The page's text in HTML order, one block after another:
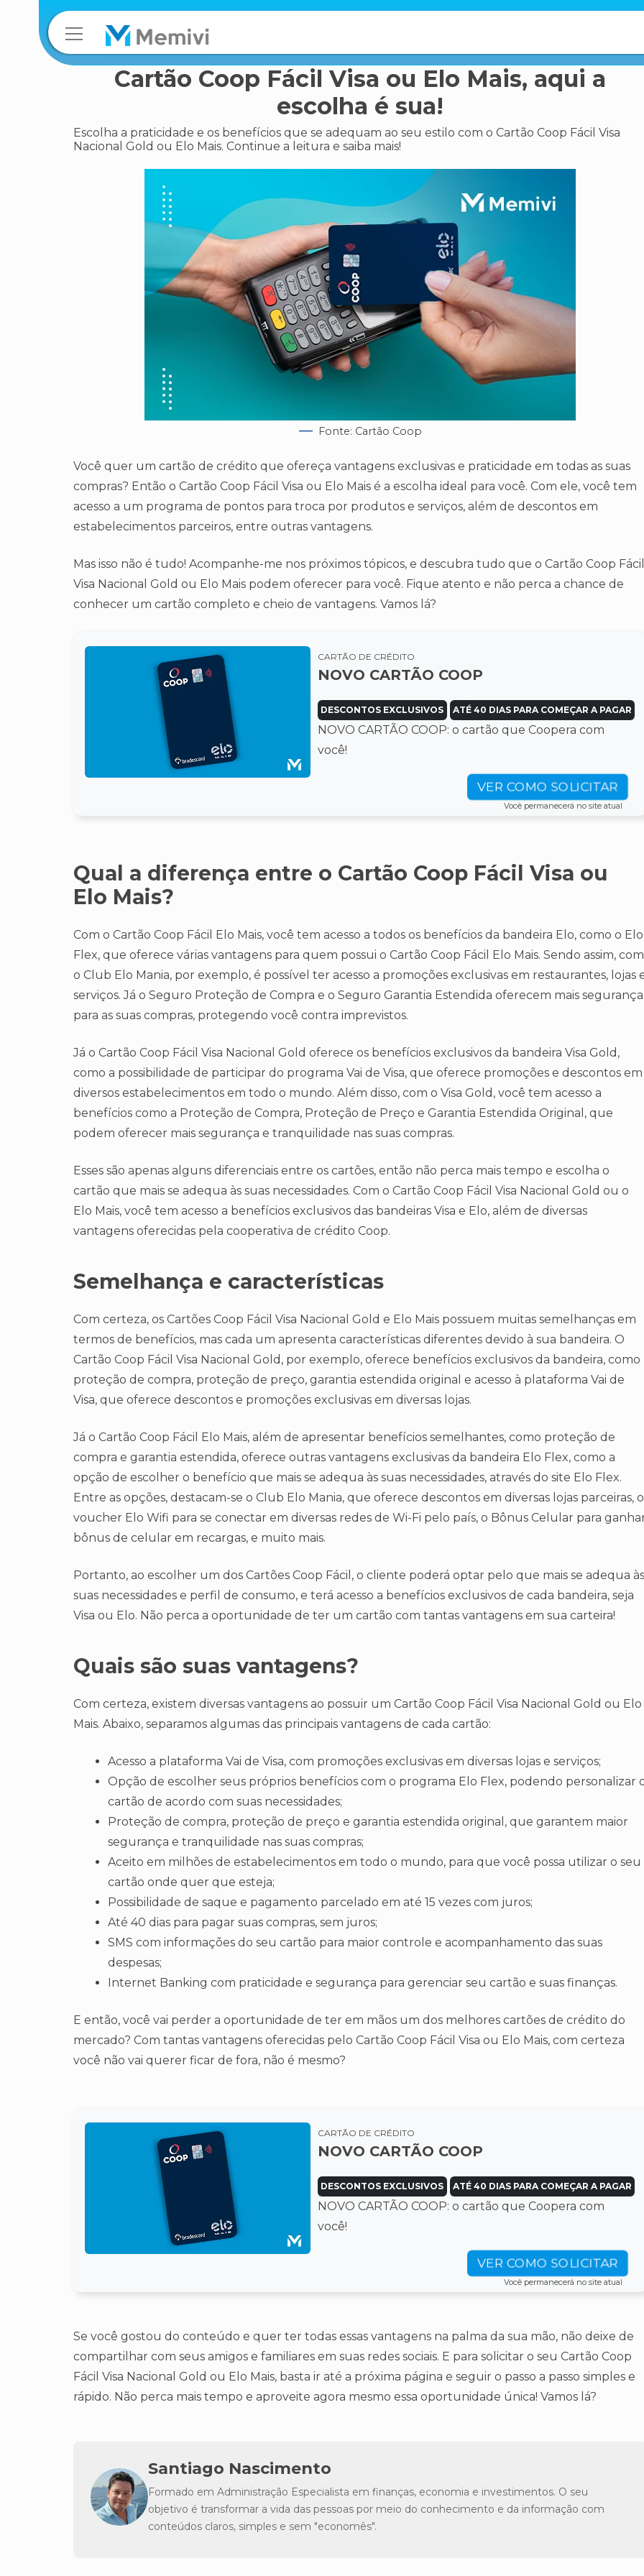
Cartão Coop Fácil Visa ou Elo Mais, aqui a
escolha é sua!
Escolha a praticidade e os benefícios que se adequam ao seu estilo com o Cartão Coop Fácil Visa
Nacional Gold ou Elo Mais. Continue a leitura e saiba mais!
Fonte: Cartão Coop
Você quer um cartão de crédito que ofereça vantagens exclusivas e praticidade em todas as suas
compras? Então o Cartão Coop Fácil Visa ou Elo Mais é a escolha ideal para você. Com ele, você tem
acesso a um programa de pontos para troca por produtos e serviços, além de descontos em
estabelecimentos parceiros, entre outras vantagens.
Mas isso não é tudo! Acompanhe-me nos próximos tópicos, e descubra tudo que o Cartão Coop Fácil
Visa Nacional Gold ou Elo Mais podem oferecer para você. Fique atento e não perca a chance de
conhecer um cartão completo e cheio de vantagens. Vamos lá?
CARTÃO DE CRÉDITO
NOVO CARTÃO COOP
DESCONTOS EXCLUSIVOS ATÉ 40 DIAS PARA COMEÇAR A PAGAR
NOVO CARTÃO COOP: o cartão que Coopera com
você!
VER COMO SOLICITAR
Você permanecerá no site atual
Qual a diferença entre o Cartão Coop Fácil Visa ou
Elo Mais?
Com o Cartão Coop Fácil Elo Mais, você tem acesso a todos os benefícios da bandeira Elo, como o Elo
Flex, que oferece várias vantagens para quem possui o Cartão Coop Fácil Elo Mais. Sendo assim, com
o Club Elo Mania, por exemplo, é possível ter acesso a promoções exclusivas em restaurantes, lojas
serviços. Já o Seguro Proteção de Compra e o Seguro Garantia Estendida oferecem mais segurança
para as suas compras, protegendo você contra imprevistos.
Já o Cartão Coop Fácil Visa Nacional Gold oferece os benefícios exclusivos da bandeira Visa Gold,
como a possibilidade de participar do programa Vai de Visa, que oferece promoções e descontos em
diversos estabelecimentos em todo o mundo. Além disso, com o Visa Gold, você tem acesso a
benefícios como a Proteção de Compra, Proteção de Preço e Garantia Estendida Original, que
podem oferecer mais segurança e tranquilidade nas suas compras.
Esses são apenas alguns diferenciais entre os cartões, então não perca mais tempo e escolha o
cartão que mais se adequa às suas necessidades. Com o Cartão Coop Fácil Visa Nacional Gold ou o
Elo Mais, você tem acesso a benefícios exclusivos das bandeiras Visa e Elo, além de diversas
vantagens oferecidas pela cooperativa de crédito Coop.
Semelhança e características
Com certeza, os Cartões Coop Fácil Visa Nacional Gold e Elo Mais possuem muitas semelhanças em
termos de benefícios, mas cada um apresenta características diferentes devido à sua bandeira. O
Cartão Coop Fácil Visa Nacional Gold, por exemplo, oferece benefícios exclusivos da bandeira, como
proteção de compra, proteção de preço, garantia estendida original e acesso à plataforma Vai de
Visa, que oferece descontos e promoções exclusivas em diversas lojas.
Já o Cartão Coop Fácil Elo Mais, além de apresentar benefícios semelhantes, como proteção de
compra e garantia estendida, oferece outras vantagens exclusivas da bandeira Elo Flex, como a
opção de escolher o benefício que mais se adequa às suas necessidades, através do site Elo Flex.
Entre as opções, destacam-se o Club Elo Mania, que oferece descontos em diversas lojas parceiras, o
voucher Elo Wifi para se conectar em diversas redes de Wi-Fi pelo país, o Bônus Celular para
bônus de celular em recargas, e muito mais.
Portanto, ao escolher um dos Cartões Coop Fácil, o cliente poderá optar pelo que mais se adequa às
suas necessidades e perfil de consumo, e terá acesso a benefícios exclusivos de cada bandeira, seja
Visa ou Elo. Não perca a oportunidade de ter um cartão com tantas vantagens em sua carteira!
Quais são suas vantagens?
Com certeza, existem diversas vantagens ao possuir um Cartão Coop Fácil Visa Nacional Gold ou Elo
Mais. Abaixo, separamos algumas das principais vantagens de cada cartão:
Acesso a plataforma Vai de Visa, com promoções exclusivas em diversas lojas e serviços;
Opção de escolher seus próprios benefícios com o programa Elo Flex, podendo personalizar
cartão de acordo com suas necessidades;
Proteção de compra, proteção de preço e garantia estendida original, que garantem maior
segurança e tranquilidade nas suas compras;
Aceito em milhões de estabelecimentos em todo o mundo, para que você possa utilizar o seu
cartão onde quer que esteja;
Possibilidade de saque e pagamento parcelado em até 15 vezes com juros;
Até 40 dias para pagar suas compras, sem juros;
SMS com informações do seu cartão para maior controle e acompanhamento das suas
despesas;
Internet Banking com praticidade e segurança para gerenciar seu cartão e suas finanças.
E então, você vai perder a oportunidade de ter em mãos um dos melhores cartões de crédito do
mercado? Com tantas vantagens oferecidas pelo Cartão Coop Fácil Visa ou Elo Mais, com certeza
você não vai querer ficar de fora, não é mesmo?
CARTÃO DE CRÉDITO
NOVO CARTÃO COOP
DESCONTOS EXCLUSIVOS ATÉ 40 DIAS PARA COMEÇAR A PAGAR
NOVO CARTÃO COOP: o cartão que Coopera com
você!
VER COMO SOLICITAR
Você permanecerá no site atual
Se você gostou do conteúdo e quer ter todas essas vantagens na palma da sua mão, não deixe de
compartilhar com seus amigos e familiares em suas redes sociais. E para solicitar o seu Cartão Coop
Fácil Visa Nacional Gold ou Elo Mais, basta ir até a próxima página e seguir o passo a passo simples e
rápido. Não perca mais tempo e aproveite agora mesmo essa oportunidade única! Vamos lá?
Santiago Nascimento
Formado em Administração Especialista em finanças, economia e investimentos. O seu
objetivo é transformar a vida das pessoas por meio do conhecimento e da informação com
conteúdos claros, simples e sem "economês".